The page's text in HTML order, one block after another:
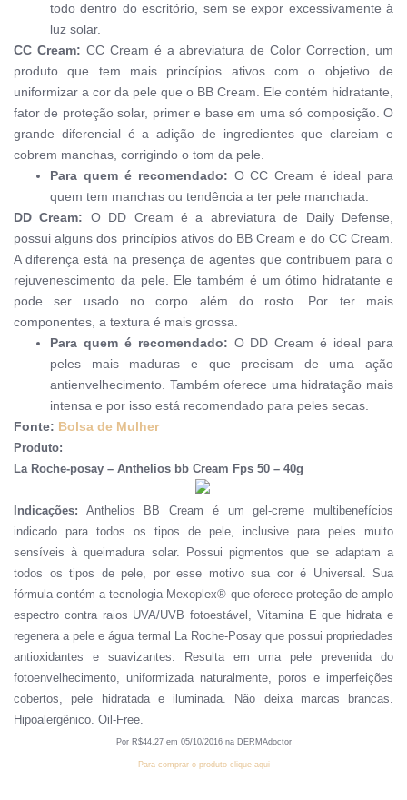
todo dentro do escritório, sem se expor excessivamente à
luz solar.
CC Cream: CC Cream é a abreviatura de Color Correction, um
produto que tem mais princípios ativos com o objetivo de
uniformizar a cor da pele que o BB Cream. Ele contém hidratante,
fator de proteção solar, primer e base em uma só composição. O
grande diferencial é a adição de ingredientes que clareiam e
cobrem manchas, corrigindo o tom da pele.
Para quem é recomendado: O CC Cream é ideal para
quem tem manchas ou tendência a ter pele manchada.
DD Cream: O DD Creamé a abreviatura de Daily Defense,
possui alguns dos princípios ativos do BB Cream e do CC Cream.
A diferença está na presença de agentes que contribuem para o
rejuvenescimento da pele. Ele também é um ótimo hidratante e
pode ser usado no corpo além do rosto. Por ter mais
componentes, a textura é mais grossa.
Para quem é recomendado: O DD Cream é ideal para
peles mais maduras e que precisam de uma ação
antienvelhecimento. Também oferece uma hidratação mais
intensa e por isso está recomendado para peles secas.
Fonte: Bolsa de Mulher
Produto:
La Roche-posay – Anthelios bb Cream Fps 50 – 40g
Indicações: Anthelios BB Cream é um gel-creme multibenefícios
indicado para todos os tipos de pele, inclusive para peles muito
sensíveis à queimadura solar. Possui pigmentos que se adaptam a
todos os tipos de pele, por esse motivo sua cor é Universal. Sua
fórmula contém a tecnologia Mexoplex® que oferece proteção de amplo
espectro contra raios UVA/UVB fotoestável, Vitamina E que hidrata e
regenera a pele e água termal La Roche-Posay que possui propriedades
antioxidantes e suavizantes. Resulta em uma pele prevenida do
fotoenvelhecimento, uniformizada naturalmente, poros e imperfeições
cobertos, pele hidratada e iluminada. Não deixa marcas brancas.
Hipoalergênico. Oil-Free.
Por R$44,27em 05/10/2016na DERMAdoctor
Para comprar o produto clique aqui